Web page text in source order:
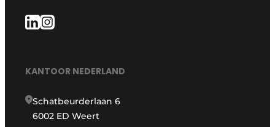
KANTOOR NEDERLAND
Schatbeurderlaan 6
6002 ED Weert